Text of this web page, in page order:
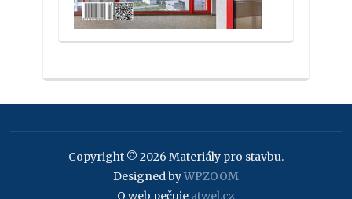
Copyright © 2026 Materiály pro stavbu.
Designed byWPZOOM
O web pečuje atwel.cz